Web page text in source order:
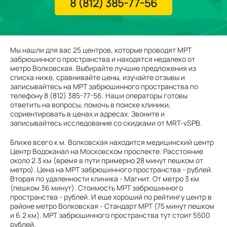
Мы нашли для вас 25 центров, которые проводят МРТ
забрюшинного пространства и находятся недалеко от
метро Волковская. Выбирайте лучшие предложения из
списка ниже, сравнивайте цены, изучайте отзывы и
записывайтесь на МРТ забрюшинного пространства по
телефону 8 (812) 385-77-56. Наши операторы готовы
ответить на вопросы, помочь в поиске клиники,
сориентировать в ценах и адресах. Звоните и
записывайтесь исследование со скидками от MRT-vSPB.
Ближе всего к м. Волковская находится медицинский центр
Центр Водоканал на Московском проспекте. Расстояние
около 2.3 км (время в пути примерно 28 минут пешком от
метро). Цена на МРТ забрюшинного пространства - рублей.
Вторая по удаленности клиника - Магнит. От метро 3 км
(пешком 36 минут). Стоимость МРТ забрюшинного
пространства - рублей. И еще хороший по рейтингу центр в
районе метро Волковская - Стандарт МРТ (75 минут пешком
и 6.2 км). МРТ забрюшинного пространства тут стоит 5500
рублей.
8 (812) 385-77-56